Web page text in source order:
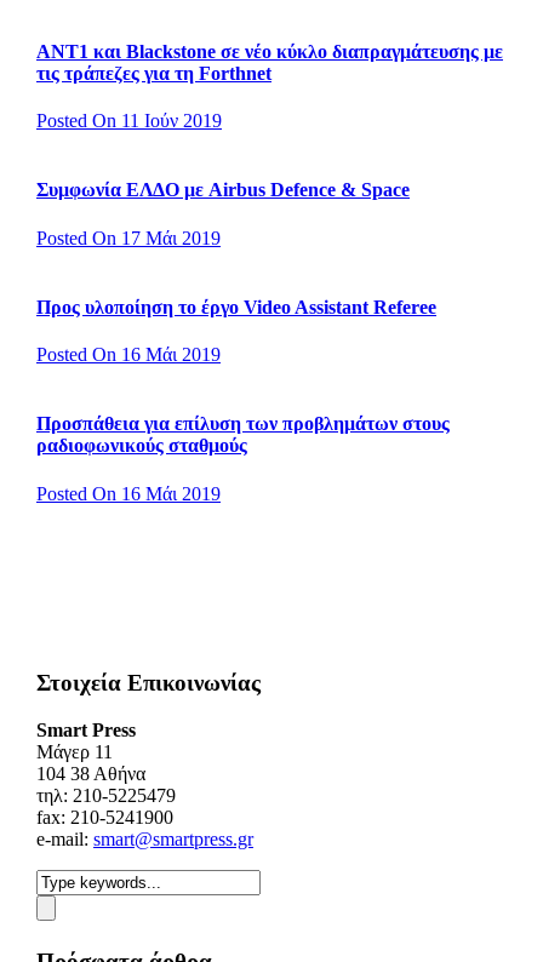
ΑΝΤ1 και Blackstone σε νέο κύκλο διαπραγμάτευσης με
τις τράπεζες για τη Forthnet
Posted On 11 Ιούν 2019
Συμφωνία ΕΛΔΟ με Airbus Defence & Space
Posted On 17 Μάι 2019
Προς υλοποίηση το έργο Video Assistant Referee
Posted On 16 Μάι 2019
Προσπάθεια για επίλυση των προβλημάτων στους
ραδιοφωνικούς σταθμούς
Posted On 16 Μάι 2019
Στοιχεία Επικοινωνίας
Smart Press
Mάγερ 11
104 38 Αθήνα
τηλ: 210-5225479
fax: 210-5241900
e-mail: smart@smartpress.gr